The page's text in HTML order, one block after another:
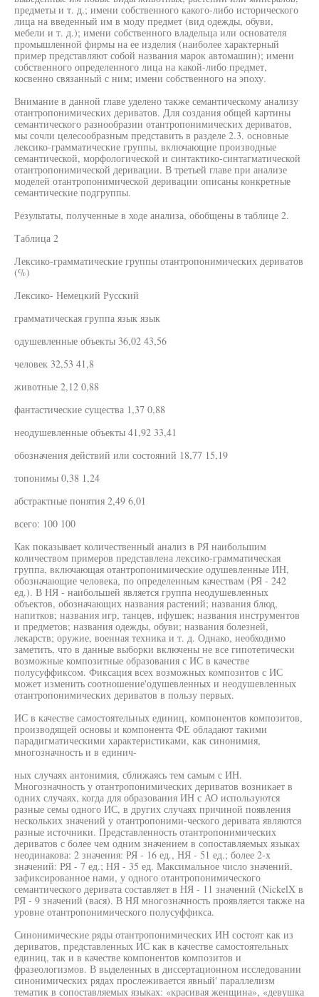
предметы и т. д.; имени собственного какого-либо исторического
лица на введенный им в моду предмет (вид одежды, обуви,
мебели и т. д.); имени собственного владельца или основателя
промышленной фирмы на ее изделия (наиболее характерный
пример представляют собой названия марок автомашин); имени
собственного определенного лица на какой-либо предмет,
косвенно связанный с ним; имени собственного на эпоху.
Внимание в данной главе уделено также семантическому анализу
отантропонимических дериватов. Для создания общей картины
семантического разнообразии отантропонимических дериватов,
мы сочли целесообразным представить в разделе 2.3. основные
лексико-грамматические группы, включающие производные
семантической, морфологической и синтактико-синтагматической
отантропонимической деривации. В третьей главе при анализе
моделей отантропонимической деривации описаны конкретные
семантические подгруппы.
Результаты, полученные в ходе анализа, обобщены в таблице 2.
Таблица 2
Лексико-грамматические группы отантропонимических дериватов
(%)
Лексико- Немецкий Русский
грамматическая группа язык язык
одушевленные объекты 36,02 43,56
человек 32,53 41,8
животные 2,12 0,88
фантастические существа 1,37 0,88
неодушевленные объекты 41,92 33,41
обозначения действий или состояний 18,77 15,19
топонимы 0,38 1,24
абстрактные понятия 2,49 6,01
всего: 100 100
Как показывает количественный анализ в РЯ наибольшим
количеством примеров представлена лексико-грамматическая
группа, включающая отантропонимические одушевленные ИН,
обозначающие человека, по определенным качествам (РЯ - 242
ед.). В НЯ - наибольшей является группа неодушевленных
объектов, обозначающих названия растений; названия блюд,
напитков; названия игр, танцев, ифушек; названия инструментов
и предметов; названия одежды, обуви; названия болезней,
лекарств; оружие, военная техника и т. д. Однако, необходимо
заметить, что в данные выборки включены не все гипотетически
возможные композитные образования с ИС в качестве
полусуффиксом. Фиксация всех возможных композитов с ИС
может изменить соотношение'одушевленных и неодушевленных
отантропонимических дериватов в пользу первых.
ИС в качестве самостоятельных единиц, компонентов композитов,
производящей основы и компонента ФЕ обладают такими
парадигматическими характеристиками, как синонимия,
многозначность и в единич-
ных случаях антонимия, сближаясь тем самым с ИН.
Многозначность у отантропонимических дериватов возникает в
одних случаях, когда для образования ИН с АО используются
разные семы одного ИС, в других случаях причиной появления
нескольких значений у отантропоними-ческого деривата являются
разные источники. Представленность отантропонимических
дериватов с более чем одним значением в сопоставляемых языках
неодинакова: 2 значения: РЯ - 16 ед., НЯ - 51 ед.; более 2-х
значений: РЯ - 7 ед.; НЯ - 35 ед. Максимальное число значений,
зафиксированное нами, у одного отантропонимического
семантического деривата составляет в НЯ - 11 значений (NickelX в
РЯ - 9 значений (вася). В НЯ многозначность проявляется также на
уровне отантропонимического полусуффикса.
Синонимические ряды отантропонимических ИН состоят как из
дериватов, представленных ИС как в качестве самостоятельных
единиц, так и в качестве компонентов композитов и
фразеологизмов. В выделенных в диссертационном исследовании
синонимических рядах прослеживается явный' параллелизм
тематик в сопоставляемых языках: «красивая женщина», «девушка